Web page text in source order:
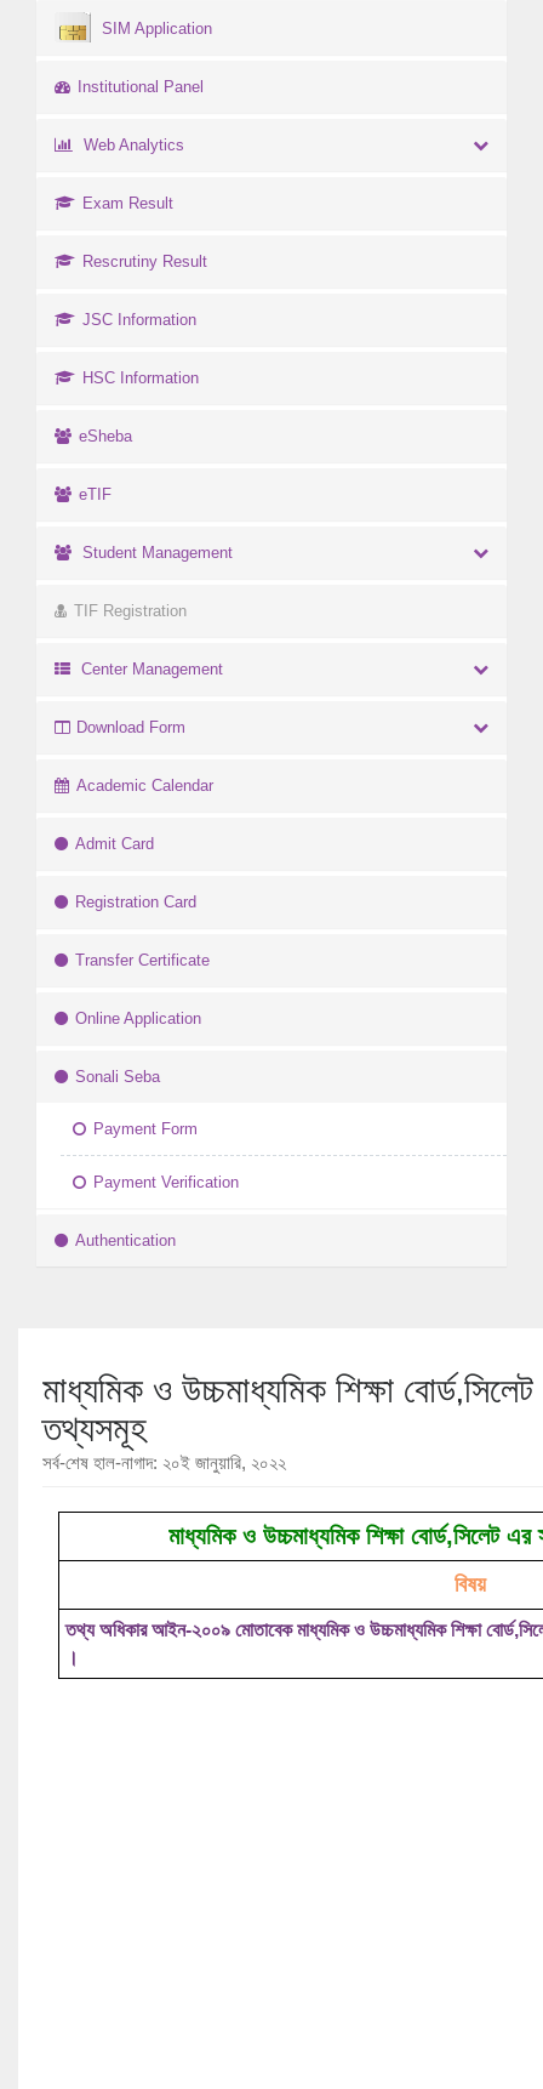
SIM Application
Institutional Panel
Web Analytics
Exam Result
Rescrutiny Result
JSC Information
HSC Information
eSheba
eTIF
Student Management
TIF Registration
Center Management
Download Form
Academic Calendar
Admit Card
Registration Card
Transfer Certificate
Online Application
Sonali Seba
Payment Form
Payment Verification
Authentication
মাধ্যমিক ও উচ্চমাধ্যমিক শিক্ষা
তথ্যসমূহ
সর্ব-শেষ হাল-নাগাদ: ২০ই জানুয়ারি, ২০২২
মাধ্যমিক ও উচ্চমাধ্যমিক শিক্ষা বোর্ড,সিলেট
বিষয়
তথ্য অধিকার আইন-২০০৯ মোতাবেক মাধ্যমিক ও উচ্চমাধ্যমিক শিক্ষা
।